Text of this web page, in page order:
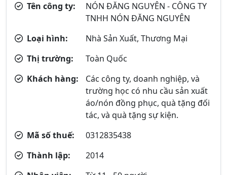
Tên công ty:
NÓN ĐĂNG NGUYÊN - CÔNG TY
TNHH NÓN ĐĂNG NGUYÊN
Loại hình:
Nhà Sản Xuất, Thương Mại
Thị trường:
Toàn Quốc
Khách hàng:
Các công ty, doanh nghiệp, và
trường học có nhu cầu sản xuất
áo/nón đồng phục, quà tặng đối
tác, và quà tặng sự kiện.
Mã số thuế:
0312835438
Thành lập:
2014